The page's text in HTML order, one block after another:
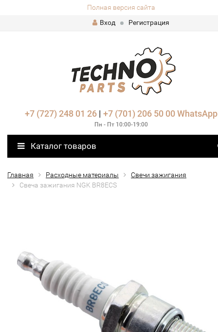
Полная версия сайта
Вход
Регистрация
+7 (727) 248 01 26| +7 (701) 206 50 00 WhatsApp
Пн - Пт 10:00-19:00
Каталог товаров
Главная Расходные материалы
Свечи зажигания
Свеча зажигания NGK BR8ECS